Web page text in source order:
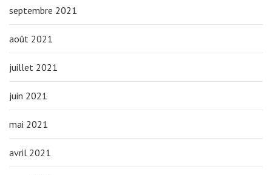
septembre 2021
août 2021
juillet 2021
juin 2021
mai 2021
avril 2021